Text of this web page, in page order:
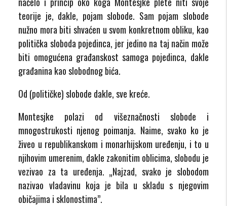
teorije je, dakle, pojam slobode. Sam pojam slobode
nužno mora biti shvaćen u svom konkretnom obliku, kao
politička sloboda pojedinca, jer jedino na taj način može
biti omogućena građanskost samoga pojedinca, dakle
građanina kao slobodnog bića.
Od (političke) slobode dakle, sve kreće.
Montesjke polazi od višeznačnosti slobode i
mnogostrukosti njenog poimanja. Naime, svako ko je
živeo u republikanskom i monarhijskom uređenju, i to u
njihovim umerenim, dakle zakonitim oblicima, slobodu je
vezivao za ta uređenja. „Najzad, svako je slobodom
nazivao vladavinu koja je bila u skladu s njegovim
običajima i sklonostima”.